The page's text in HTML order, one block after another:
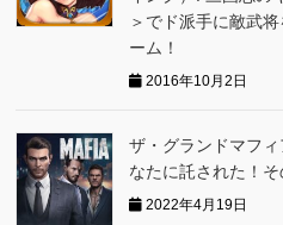
＞でド派手に敵武
ーム！
2016年10月2日
ザ・グランドマフ
なたに託された！
2022年4月19日